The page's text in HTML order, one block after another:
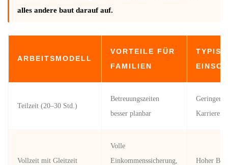
alles andere baut darauf auf.
ARBEITSMODELL
VORTEILE FÜR
FAMILIEN
Teilzeit (20–30 Std.)
Betreuungszeiten
besser planbar
Vollzeit mit Gleitzeit
Volle
Einkommenssicherung,
Hoher